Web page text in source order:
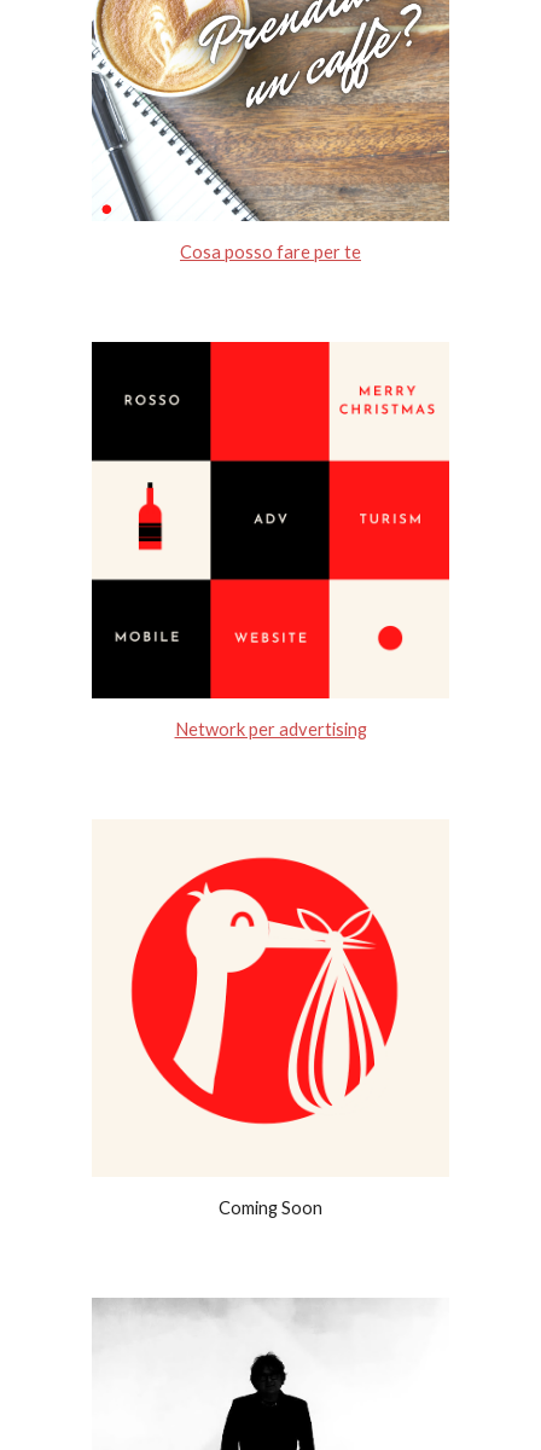
Cosa posso fare per te
Network per advertising
Coming Soon